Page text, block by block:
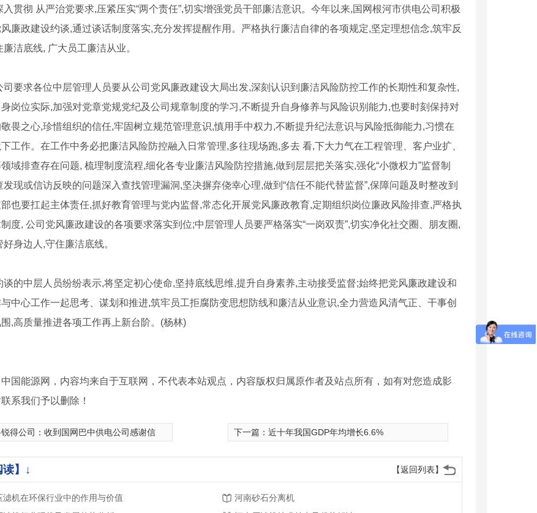
产厂家 河南龙门洗车机生产厂家
入贯彻 从严治党要求,压紧压实“两个责任”,切实增强党员干部廉洁意识。今年以来,国网根河市供电公司积极
廉政建设约谈,通过谈话制度落实,充分发挥提醒作用。严格执行廉洁自律的各项规定,坚定理想信念,筑牢反
廉洁底线, 广大员工廉洁从业。
司要求各位中层管理人员要从公司党风廉政建设大局出发,深刻认识到廉洁风险防控工作的长期性和复杂性,
岗位实际,加强对党章党规党纪及公司规章制度的学习,不断提升自身修养与风险识别能力,也要时刻保持对
畏之心,珍惜组织的信任,牢固树立规范管理意识,慎用手中权力,不断提升纪法意识与风险抵御能力,习惯在
工作。在工作中务必把廉洁风险防控融入日常管理,多往现场跑,多去 看,下大力气在工程管理、客户业扩、
域排查存在问题, 梳理制度流程,细化各专业廉洁风险防控措施,做到层层把关落实,强化“小微权力”监督制
发现或信访反映的问题深入查找管理漏洞,坚决摒弃侥幸心理,做到“信任不能代替监督”,保障问题及时整改到
也要扛起主体责任,抓好教育管理与党内监督,常态化开展党风廉政教育,定期组织岗位廉政风险排查,严格执
度, 公司党风廉政建设的各项要求落实到位;中层管理人员要严格落实“一岗双责”,切实净化社交圈、朋友圈,
身边人,守住廉洁底线。
谈的中层人员纷纷表示,将坚定初心使命,坚持底线思维,提升自身素养,主动接受监督;始终把党风廉政建设和
中心工作一起思考、谋划和推进,筑牢员工拒腐防变思想防线和廉洁从业意识,全力营造风清气正、干事创
,高质量推进各项工作再上新台阶。(杨林)
国能源网，内容均来自于互联网，不代表本站观点，内容版权归属原作者及站点所有，如有对您造成影
系我们予以删除！
得公司：收到国网巴中供电公司感谢信 下一篇： 近十年我国GDP年均增长6.6%
【返回列表】
读】↓
滤机在环保行业中的作用与价值
河南砂石分离机